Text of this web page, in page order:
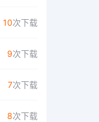
10次下载
9次下载
7次下载
8次下载